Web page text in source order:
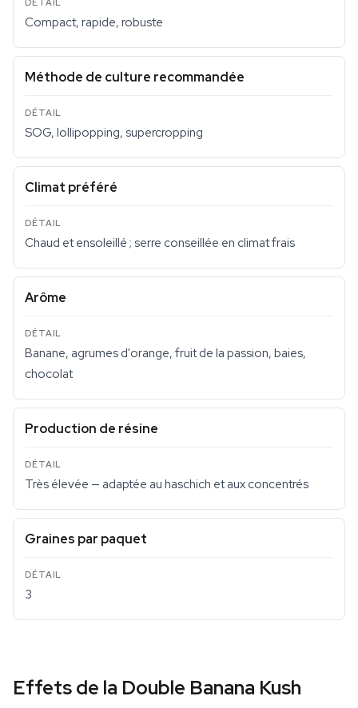
Compact, rapide, robuste
Méthode de culture recommandée
SOG, lollipopping, supercropping
Climat préféré
Chaud et ensoleillé ; serre conseillée en climat frais
Arôme
Banane, agrumes d'orange, fruit de la passion, baies,
chocolat
Production de résine
Très élevée — adaptée au haschich et aux concentrés
Graines par paquet
3
Effets de la Double Banana Kush